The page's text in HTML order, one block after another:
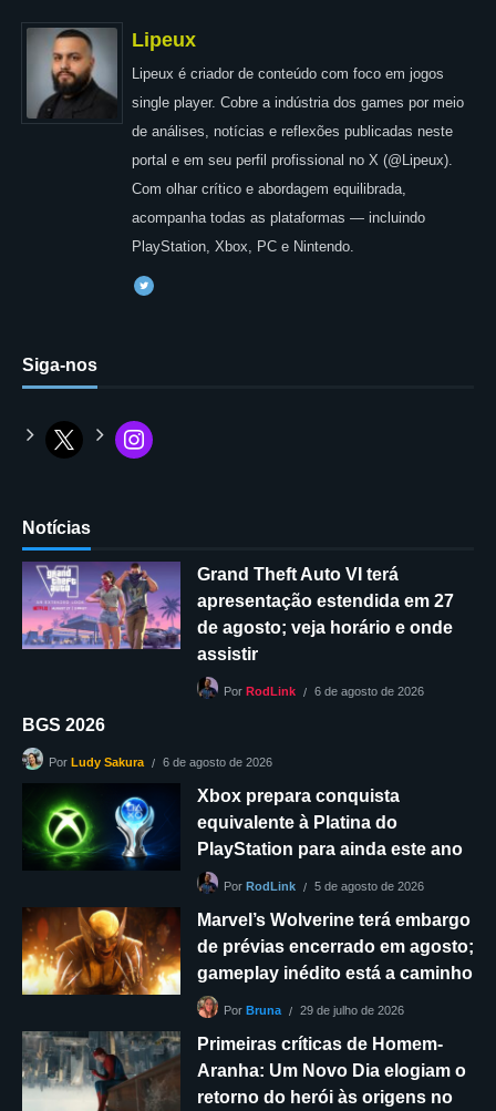
Lipeux
Lipeux é criador de conteúdo com foco em jogos
single player. Cobre a indústria dos games por meio
de análises, notícias e reflexões publicadas neste
portal e em seu perfil profissional no X (@Lipeux).
Com olhar crítico e abordagem equilibrada,
acompanha todas as plataformas — incluindo
PlayStation, Xbox, PC e Nintendo.
Siga-nos
Notícias
Grand Theft Auto VI terá
apresentação estendida em 27
de agosto; veja horário e onde
assistir
Por RodLink 6 de agosto de 2026
BGS 2026
Por Ludy Sakura 6 de agosto de 2026
Xbox prepara conquista
equivalente à Platina do
PlayStation para ainda este ano
Por RodLink 5 de agosto de 2026
Marvel’s Wolverine terá embargo
de prévias encerrado em agosto;
gameplay inédito está a caminho
Por Bruna 29 de julho de 2026
Primeiras críticas de Homem-
Aranha: Um Novo Dia elogiam o
retorno do herói às origens no